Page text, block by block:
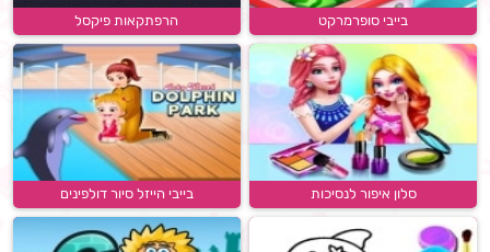
בייבי סופרמרקט הרפתקאות פיקסל
סלון איפור לנסיכות בייבי הייזל סיור דולפינים